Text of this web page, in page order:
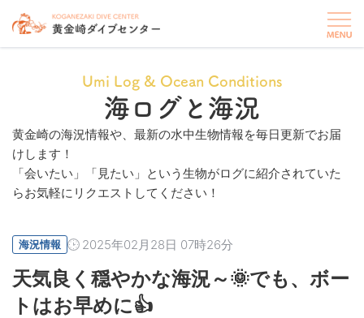
Umi Log & Ocean Conditions
海ログと海況
黄金崎の海況情報や、最新の水中生物情報を毎日更新でお届
けします！
「会いたい」「見たい」という生物がログに紹介されていた
らお気軽にリクエストしてください！
海況情報 2025年02月28日 07時26分
天気良く穏やかな海況～🌞でも、ボー
トはお早めに👍